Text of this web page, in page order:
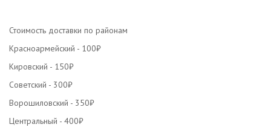
Стоимость доставки по районам
Красноармейский - 100₽
Кировский - 150₽
Советский - 300₽
Ворошиловский - 350₽
Центральный - 400₽